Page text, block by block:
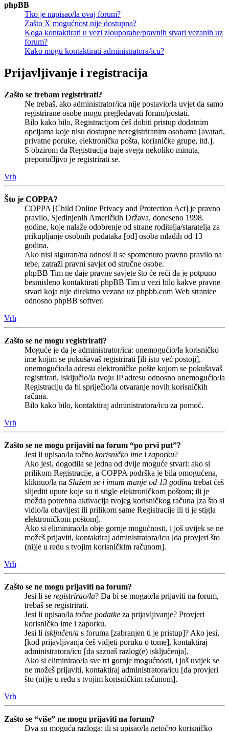
phpBB
Tko je napisao/la ovaj forum?
Zašto X mogućnost nije dostupna?
Koga kontaktirati u vezi zlouporabe/pravnih stvari vezanih uz
forum?
Kako mogu kontaktirati administratora/icu?
Prijavljivanje i registracija
Zašto se trebam registrirati?
Ne trebaš, ako administrator/ica nije postavio/la uvjet da samo
registrirane osobe mogu pregledavati forum/postati.
Bilo kako bilo, Registracijom ćeš dobiti pristup dodatnim
opcijama koje nisu dostupne neregistriranim osobama [avatari,
privatne poruke, elektronička pošta, korisničke grupe, itd.].
S obzirom da Registracija traje svega nekoliko minuta,
preporučljivo je registrirati se.
Vrh
Što je COPPA?
COPPA [Child Online Privacy and Protection Act] je pravno
pravilo, Sjedinjenih Američkih Država, doneseno 1998.
godine, koje nalaže odobrenje od strane roditelja/staratelja za
prikupljanje osobnih podataka [od] osoba mlađih od 13
godina.
Ako nisi siguran/na odnosi li se spomenuto pravno pravilo na
tebe, zatraži pravni savjet od stručne osobe.
phpBB Tim ne daje pravne savjete što će reći da je potpuno
besmisleno kontaktirati phpBB Tim u vezi bilo kakve pravne
stvari koja nije direktno vezana uz phpbb.com Web stranice
odnosno phpBB softver.
Vrh
Zašto se ne mogu registrirati?
Moguće je da je administrator/ica: onemogućio/la korisničko
ime kojim se pokušavaš registrirati [ili isto već postoji],
onemogućio/la adresu elektroničke pošte kojom se pokušavaš
registrirati, isključio/la tvoju IP adresu odnosno onemogućio/la
Registraciju da bi spriječio/la otvaranje novih korisničkih
računa.
Bilo kako bilo, kontaktiraj administratora/icu za pomoć.
Vrh
Zašto se ne mogu prijaviti na forum “po prvi put”?
Jesi li upisao/la točno korisničko ime i zaporku?
Ako jesi, dogodila se jedna od dvije moguće stvari: ako si
prilikom Registracije, a COPPA podrška je bila omogućena,
kliknuo/la na Slažem se i imam manje od 13 godina trebat ćeš
slijediti upute koje su ti stigle elektroničkom poštom; ili je
možda potrebna aktivacija tvojeg korisničkog računa [za što si
vidio/la obavijest ili prilikom same Registracije ili ti je stigla
elektroničkom poštom].
Ako si eliminirao/la obje gornje mogućnosti, i još uvijek se ne
možeš prijaviti, kontaktiraj administratora/icu [da provjeri što
(ni)je u redu s tvojim korisničkim računom].
Vrh
Zašto se ne mogu prijaviti na forum?
Jesi li se registrirao/la? Da bi se mogao/la prijaviti na forum,
trebaš se registrirati.
Jesi li upisao/la točne podatke za prijavljivanje? Provjeri
korisničko ime i zaporku.
Jesi li isključen/a s foruma [zabranjen ti je pristup]? Ako jesi,
[kod prijavljivanja ćeš vidjeti poruku o tome], kontaktiraj
administratora/icu [da saznaš razlog(e) isključenja].
Ako si eliminirao/la sve tri gornje mogućnosti, i još uvijek se
ne možeš prijaviti, kontaktiraj administratora/icu [da provjeri
što (ni)je u redu s tvojim korisničkim računom].
Vrh
Zašto se “više” ne mogu prijaviti na forum?
Dva su moguća razloga: ili si upisao/la netočno korisničko